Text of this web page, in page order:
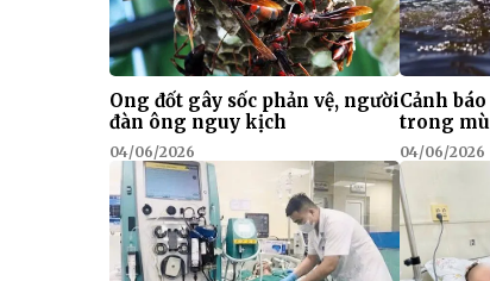
Ong đốt gây sốc phản vệ, người
đàn ông nguy kịch
04/06/2026
Cảnh
trong
04/06/2026